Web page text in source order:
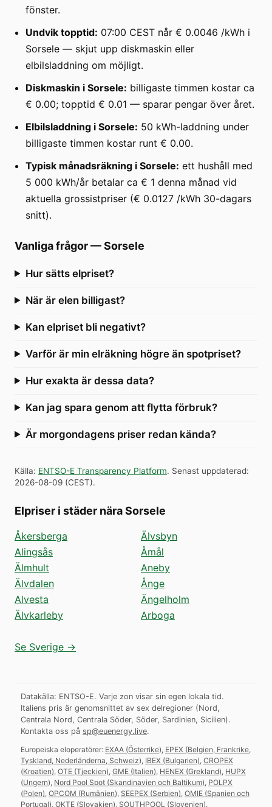
fönster.
Undvik topptid: 07:00 CEST når € 0.0046 /kWh i
Sorsele — skjut upp diskmaskin eller
elbilsladdning om möjligt.
Diskmaskin i Sorsele: billigaste timmen kostar ca
€ 0.00; topptid € 0.01 — sparar pengar över året.
Elbilsladdning i Sorsele: 50 kWh-laddning under
billigaste timmen kostar runt € 0.00.
Typisk månadsräkning i Sorsele: ett hushåll med
5 000 kWh/år betalar ca € 1 denna månad vid
aktuella grossistpriser (€ 0.0127 /kWh 30-dagars
snitt).
Vanliga frågor—Sorsele
Hur sätts elpriset?
När är elen billigast?
Kan elpriset bli negativt?
Varför är min elräkning högre än spotpriset?
Hur exakta är dessa data?
Kan jag spara genom att flytta förbruk?
Är morgondagens priser redan kända?
Källa: ENTSO-E Transparency Platform. Senast uppdaterad:
2026-08-09 (CEST).
Elpriser i städer nära Sorsele
Åkersberga
Alingsås
Älmhult
Älvdalen
Alvesta
Älvkarleby
Älvsbyn
Åmål
Aneby
Ånge
Ängelholm
Arboga
Se Sverige →
Datakälla: ENTSO-E. Varje zon visar sin egen lokala tid.
Italiens pris är genomsnittet av sex delregioner (Nord,
Centrala Nord, Centrala Söder, Söder, Sardinien, Sicilien).
Kontakta oss på sp@euenergy.live.
Europeiska eloperatörer: EXAA (Österrike) EPEX (Belgien, Frankrike,
Tyskland, Nederländerna, Schweiz) IBEX (Bulgarien) CROPEX
(Kroatien) OTE (Tjeckien) GME (Italien) HENEX (Grekland) HUPX
(Ungern) Nord Pool Spot (Skandinavien och Baltikum) POLPX
(Polen) OPCOM (Rumänien) SEEPEX (Serbien) OMIE (Spanien och
Portugal) OKTE (Slovakien) SOUTHPOOL (Slovenien).